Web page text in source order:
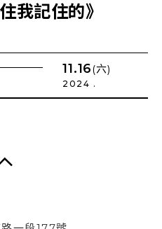
我記住的》
11.16(六)
2024 .